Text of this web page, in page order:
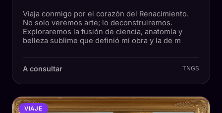
Viaja conmigo por el corazón del Renacimiento.
No solo veremos arte; lo deconstruiremos.
Exploraremos la fusión de ciencia, anatomía y
belleza sublime que definió mi obra y la de m
A consultar TNGS
VIAJE